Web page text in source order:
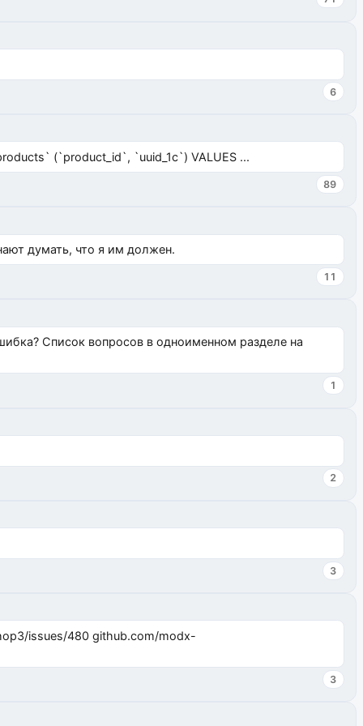
6
(`product_id`, `uuid_1c`) VALUES ...
89
думать, что я им должен.
11
Список вопросов в одноименном разделе на
1
2
3
3